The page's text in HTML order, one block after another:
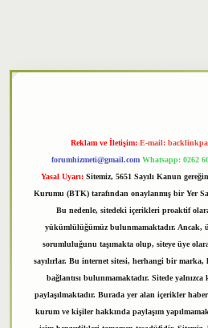
Reklam ve İletişim: E-mail:
forumhizmeti@gmail.com Whatsapp: 0262
Yasal Uyarı: Sitemiz, 5651 Sayılı Kanun
Kurumu (BTK) tarafından onaylanmış bir Yer
Bu nedenle, sitedeki içerikleri proaktif
yükümlülüğümüz bulunmamaktadır. Ancak,
sorumluluğunu taşımakta olup, siteye üye
sayılırlar. Bu internet sitesi, herhangi bir
bağlantısı bulunmamaktadır. Sitede yalnızca
paylaşılmaktadır. Burada yer alan içerikler
kurum ve kişiler hakkında paylaşım